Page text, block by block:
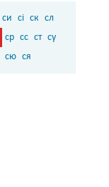
си сі ск сл
ср сс ст су
сю ся